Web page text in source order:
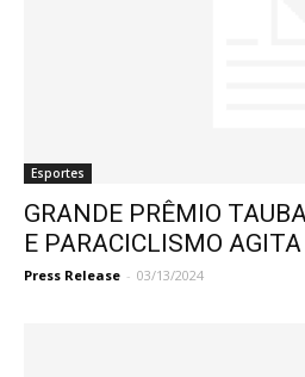
Esportes
GRANDE PRÊMIO
E PARACICLISMO
Press Release - 03/13/2024